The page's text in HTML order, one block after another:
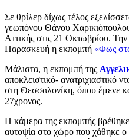
Σε θρίλερ δίχως τέλος
γεωπόνου Θάνου
Αττικής στις 21 Οκτωβρίου.
Παρασκευή η εκπομπή «Φως
Μάλιστα, η εκπομπή της
αποκλειστικό- ανατριχιαστικό
στη Θεσσαλονίκη, όπου έμενε
27χρονος.
Η κάμερα της εκπομπής
αυτοψία στο χώρο που χάθηκε